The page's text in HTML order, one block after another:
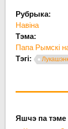
Рубрыка:
Навіна
Тэма:
Папа Рымскі
Тэгі:
Яшчэ па тэме